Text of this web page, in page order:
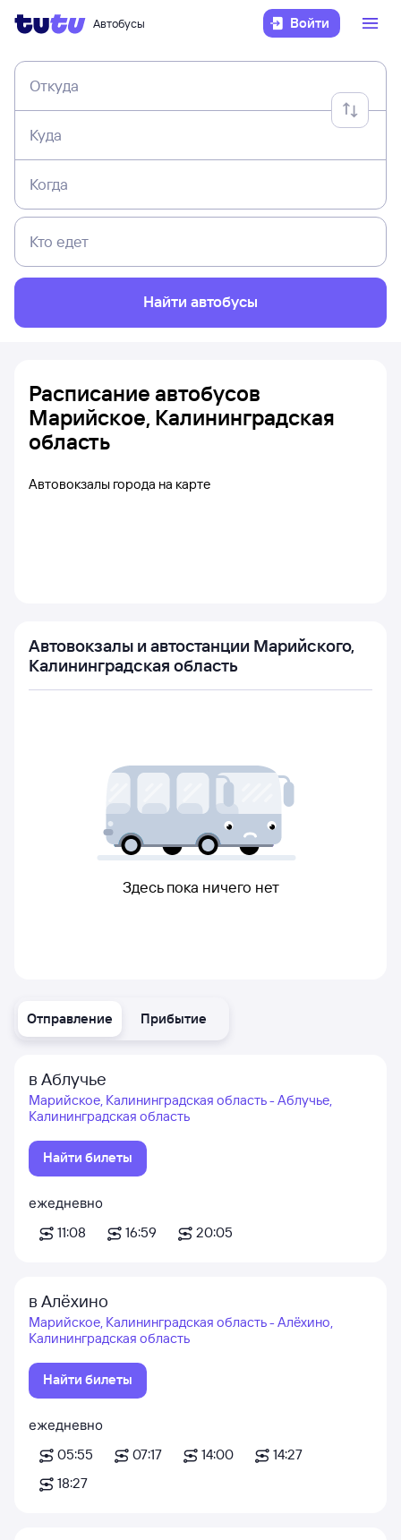
Автобусы Войти
Откуда
Куда
Когда
Кто едет
Найти автобусы
Отправление Прибытие
в Аблучье
Марийское, Калининградская область - Аблучье,
Калининградская область
Найти билеты
ежедневно
11:08
16:59 20:05
в Алёхино
Марийское, Калининградская область - Алёхино,
Калининградская область
Найти билеты
ежедневно
05:55
07:17 14:00
14:27
18:27
Расписание автобусов
Марийское, Калининградская
область
Автовокзалы города на карте
Автовокзалы и автостанции Марийского,
Калининградская область
Здесь пока ничего нет